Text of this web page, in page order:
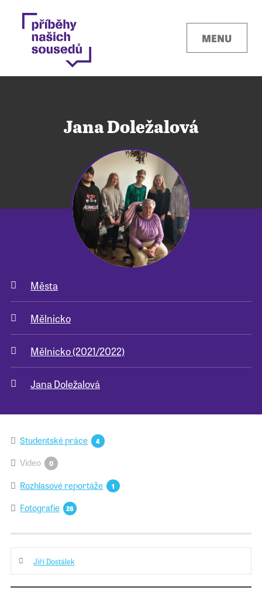
MENU
Pro školy
Příběhy našich sousedů
Jana Doležalová
Města
Mělnicko
Mělnicko (2021/2022)
Jana Doležalová
Studentské práce 4
Video 0
Rozhlasové reportáže 1
Fotografie 26
Jiří Dostálek